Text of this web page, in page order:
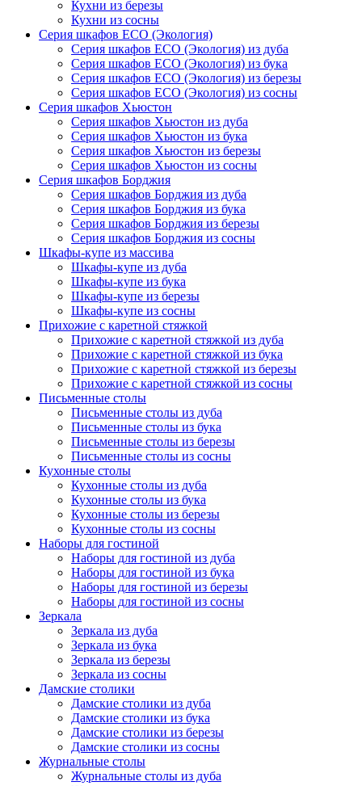
Кухни из березы
Кухни из сосны
Серия шкафов ECO (Экология)
Серия шкафов ECO (Экология) из дуба
Серия шкафов ECO (Экология) из бука
Серия шкафов ECO (Экология) из березы
Серия шкафов ECO (Экология) из сосны
Серия шкафов Хьюстон
Серия шкафов Хьюстон из дуба
Серия шкафов Хьюстон из бука
Серия шкафов Хьюстон из березы
Серия шкафов Хьюстон из сосны
Серия шкафов Борджия
Серия шкафов Борджия из дуба
Серия шкафов Борджия из бука
Серия шкафов Борджия из березы
Серия шкафов Борджия из сосны
Шкафы-купе из массива
Шкафы-купе из дуба
Шкафы-купе из бука
Шкафы-купе из березы
Шкафы-купе из сосны
Прихожие с каретной стяжкой
Прихожие с каретной стяжкой из дуба
Прихожие с каретной стяжкой из бука
Прихожие с каретной стяжкой из березы
Прихожие с каретной стяжкой из сосны
Письменные столы
Письменные столы из дуба
Письменные столы из бука
Письменные столы из березы
Письменные столы из сосны
Кухонные столы
Кухонные столы из дуба
Кухонные столы из бука
Кухонные столы из березы
Кухонные столы из сосны
Наборы для гостиной
Наборы для гостиной из дуба
Наборы для гостиной из бука
Наборы для гостиной из березы
Наборы для гостиной из сосны
Зеркала
Зеркала из дуба
Зеркала из бука
Зеркала из березы
Зеркала из сосны
Дамские столики
Дамские столики из дуба
Дамские столики из бука
Дамские столики из березы
Дамские столики из сосны
Журнальные столы
Журнальные столы из дуба